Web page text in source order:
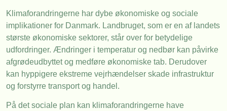
Klimaforandringerne har dybe økonomiske og sociale
implikationer for Danmark. Landbruget, som er en af landets
største økonomiske sektorer, står over for betydelige
udfordringer. Ændringer i temperatur og nedbør kan påvirke
afgrødeudbyttet og medføre økonomiske tab. Derudover
kan hyppigere ekstreme vejrhændelser skade infrastruktur
og forstyrre transport og handel.
På det sociale plan kan klimaforandringerne have